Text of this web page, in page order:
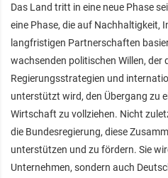
Das Land tritt in eine neue Phase
eine Phase, die auf Nachhaltigkeit,
langfristigen Partnerschaften
wachsenden politischen Willen, der
Regierungsstrategien und
unterstützt wird, den Übergang zu
Wirtschaft zu vollziehen. Nicht
die Bundesregierung, diese
unterstützen und zu fördern. Sie
Unternehmen, sondern auch